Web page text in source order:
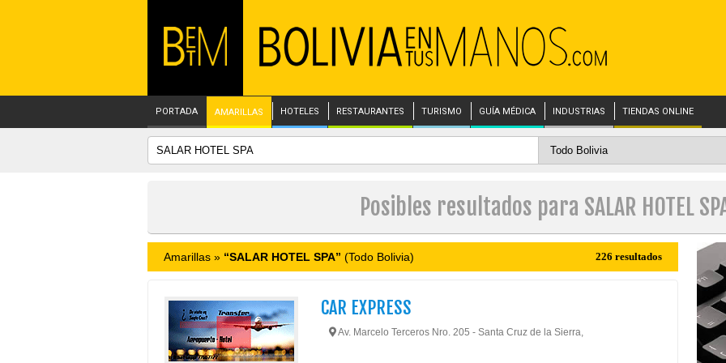
PORTADA AMARILLAS HOTELES RESTAURANTES TURISMO GUÍA MÉDICA INDUSTRIAS TIENDAS ONLINE
Posibles resultados para SALAR HOTEL
Amarillas » “SALAR HOTEL SPA” (Todo Bolivia) 226 resultados
CAR EXPRESS
Av. Marcelo Terceros Nro. 205 - Santa Cruz de la Sierra,